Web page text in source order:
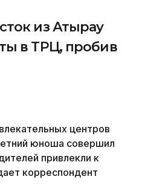
из Атырау
в ТРЦ, пробив
центров
юноша совершил
привлекли к
корреспондент